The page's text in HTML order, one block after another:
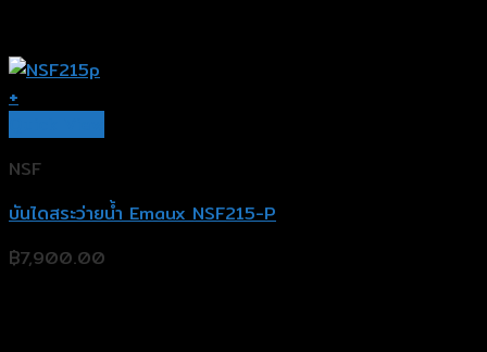
+
NSF
บันไดสระว่ายน้ำ Emaux NSF215-P
฿7,900.00